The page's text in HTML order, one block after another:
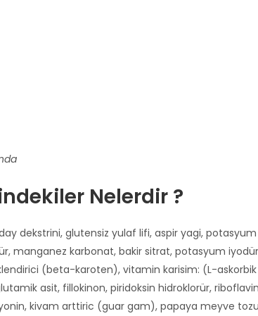
Nelerdir ?
dekstrini, glutensiz yulaf lifi, aspir yagi,
manganez karbonat, bakir sitrat, potasyum
(beta-karoten), vitamin karisim: (L-
asit, fillokinon, piridoksin hidroklorür,
kivam arttiric (guar gam), papaya meyve